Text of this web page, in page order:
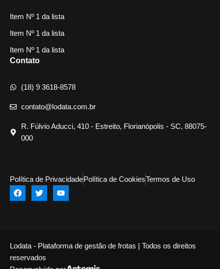
Item Nº 1 da lista
Item Nº 1 da lista
Item Nº 1 da lista
Contato
(18) 9 3618-8578
contato@lodata.com.br
R. Fúlvio Aducci, 410 - Estreito, Florianópolis - SC, 88075-
000
Política de PrivacidadePolítica de CookiesTermos de Uso
Lodata - Plataforma de gestão de frotas | Todos os direitos
reservados